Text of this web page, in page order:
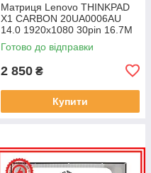
Матриця Lenovo THINKPAD
X1 CARBON 20UA0006AU
14.0 1920x1080 30pin 16.7M
45% NTSC 300 cd/m² для
ноутбука
Готово до відправки
2 850 ₴
Купити